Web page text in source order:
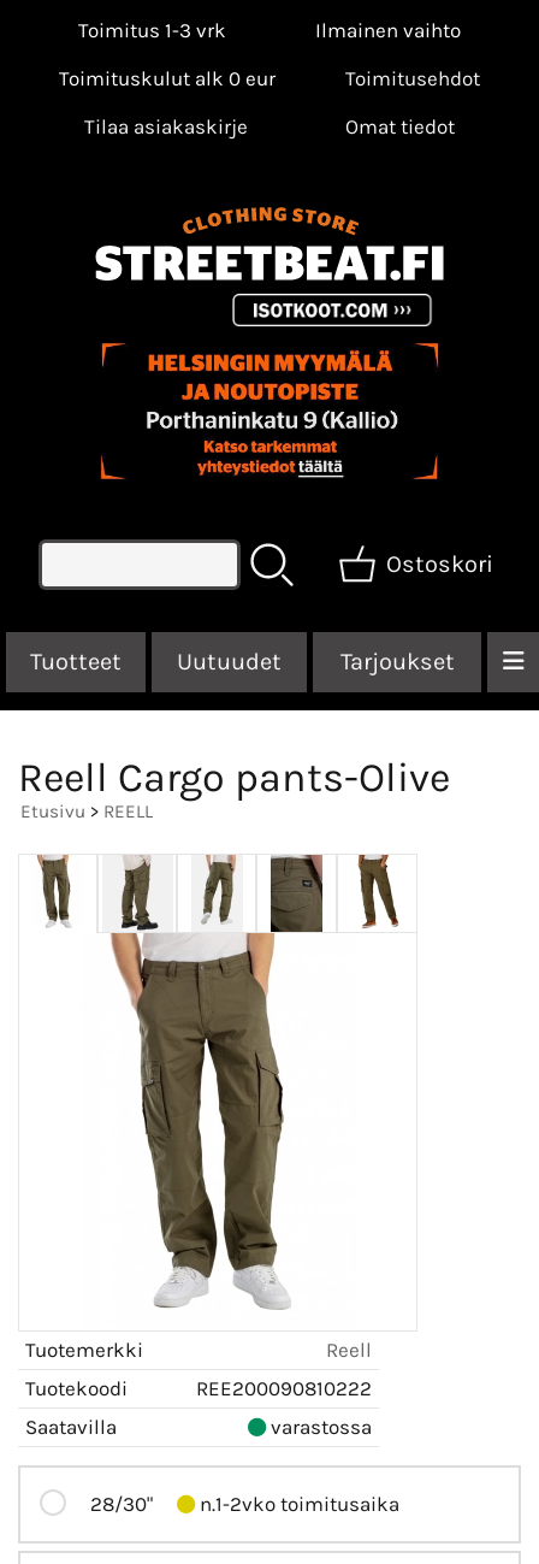
Toimitus 1-3 vrk
Ilmainen vaihto
Toimituskulut alk 0 eur
Toimitusehdot
Tilaa asiakaskirje
Omat tiedot
Ostoskori
Tuotteet Uutuudet Tarjoukset
Reell Cargo pants-Olive
Etusivu > REELL
Tuotemerkki
Reell
Tuotekoodi
REE200090810222
Saatavilla
varastossa
28/30" n.1-2vko toimitusaika